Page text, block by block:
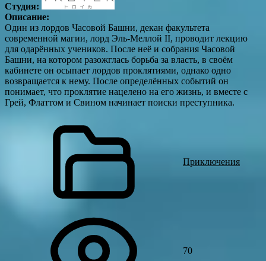
Студия:
Описание:
Один из лордов Часовой Башни, декан факультета
современной магии, лорд Эль-Меллой II, проводит лекцию
для одарённых учеников. После неё и собрания Часовой
Башни, на котором разожглась борьба за власть, в своём
кабинете он осыпает лордов проклятиями, однако одно
возвращается к нему. После определённых событий он
понимает, что проклятие нацелено на его жизнь, и вместе с
Грей, Флаттом и Свином начинает поиски преступника.
Приключения
70